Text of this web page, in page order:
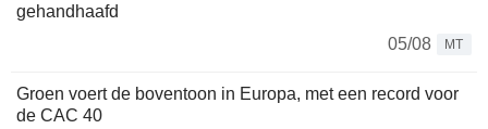
gehandhaafd
05/08
MT
Groen voert de boventoon in Europa, met een record voor
de CAC 40